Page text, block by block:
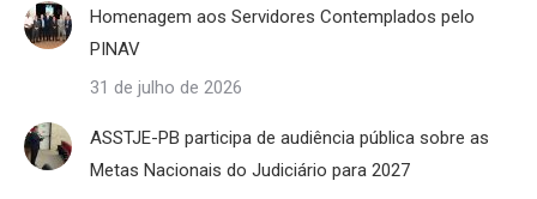
Homenagem aos Servidores Contemplados pelo
PINAV
31 de julho de 2026
ASSTJE-PB participa de audiência pública sobre as
Metas Nacionais do Judiciário para 2027